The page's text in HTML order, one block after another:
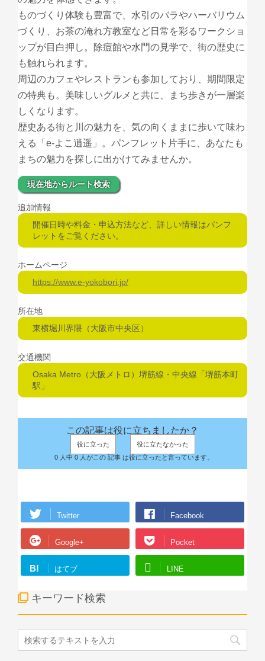
ものづくり体験も豊富で、水引のバラやハーバリウム
づくり、お茶の淹れ方教室など日常を彩るワークショ
ップが目白押し。除痘館や水門の見学で、街の歴史に
も触れられます。
周辺のカフェやレストランも参加しており、期間限定
の特典も。美味しいグルメと共に、まち歩きが一層楽
しくなります。
歴史ある街と川の魅力を、気の向くままに歩いて味わ
える「e-よこ逍遥」。パンフレット片手に、あなたも
まちの魅力を探しに出かけてみませんか。
現在地からルート検索
追加情報
開催日時や料金・申込方法など、詳しい情報はパンフ
レットをご覧ください。
ホームページ
https://www.e-yokobori.jp/
所在地
東横堀川界隈（大阪市中央区）
交通機関
Osaka Metro（大阪メトロ）堺筋線・中央線「堺筋本町
駅」
この記事は役に立ちましたか？
役に立った
役に立たなかった
0 人中 0 人がこの 記事 は役に立ったと言っています。
Twitter Facebook
Google+ Pocket
B! はてブ LINE
キーワード検索